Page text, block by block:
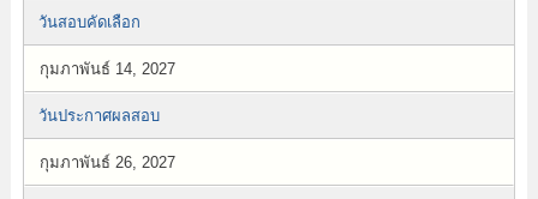
วันสอบคัดเลือก
กุมภาพันธ์ 14, 2027
วันประกาศผลสอบ
กุมภาพันธ์ 26, 2027